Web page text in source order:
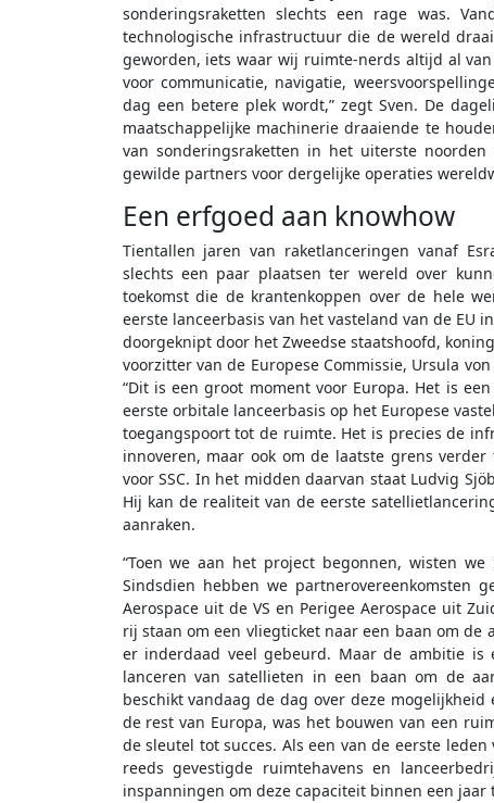
sonderingsraketten slechts een rage was.
technologische infrastructuur die de wereld
geworden, iets waar wij ruimte-nerds altijd al
voor communicatie, navigatie,
dag een betere plek wordt,” zegt Sven. De
maatschappelijke machinerie draaiende te
van sonderingsraketten in het uiterste
gewilde partners voor dergelijke operaties
Een erfgoed aan knowhow
Tientallen jaren van raketlanceringen vanaf
slechts een paar plaatsen ter wereld over
toekomst die de krantenkoppen over de hele
eerste lanceerbasis van het vasteland van de EU
doorgeknipt door het Zweedse staatshoofd,
voorzitter van de Europese Commissie, Ursula
“Dit is een groot moment voor Europa. Het is
eerste orbitale lanceerbasis op het Europese
toegangspoort tot de ruimte. Het is precies de
innoveren, maar ook om de laatste grens
voor SSC. In het midden daarvan staat Ludvig
Hij kan de realiteit van de eerste
aanraken.
“Toen we aan het project begonnen, wisten
Sindsdien hebben we partnerovereenkomsten
Aerospace uit de VS en Perigee Aerospace uit
rij staan om een vliegticket naar een baan om de
er inderdaad veel gebeurd. Maar de ambitie
lanceren van satellieten in een baan om de
beschikt vandaag de dag over deze
de rest van Europa, was het bouwen van een
de sleutel tot succes. Als een van de eerste
reeds gevestigde ruimtehavens en
inspanningen om deze capaciteit binnen een jaar